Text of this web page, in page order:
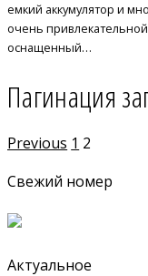
емкий аккумулятор и
очень
оснащенный…
Пагинация
Previous 1 2
Свежий номер
Актуальное